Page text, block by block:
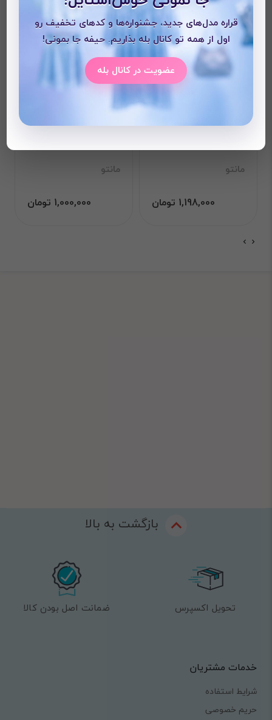
مانتو
1,198,000 تومان
مانتو
1,000,000 تومان
بازگشت به بالا
تحویل اکسپرس ضمانت اصل بودن کالا
خدمات مشتریان
شرایط استفاده
حریم خصوصی
قراره مدل‌های جدید، جشنواره‌ها و کدهای تخفیف رو
اول از همه تو کانال بله بذاریم. حیفه جا بمونی!
عضویت در کانال بله